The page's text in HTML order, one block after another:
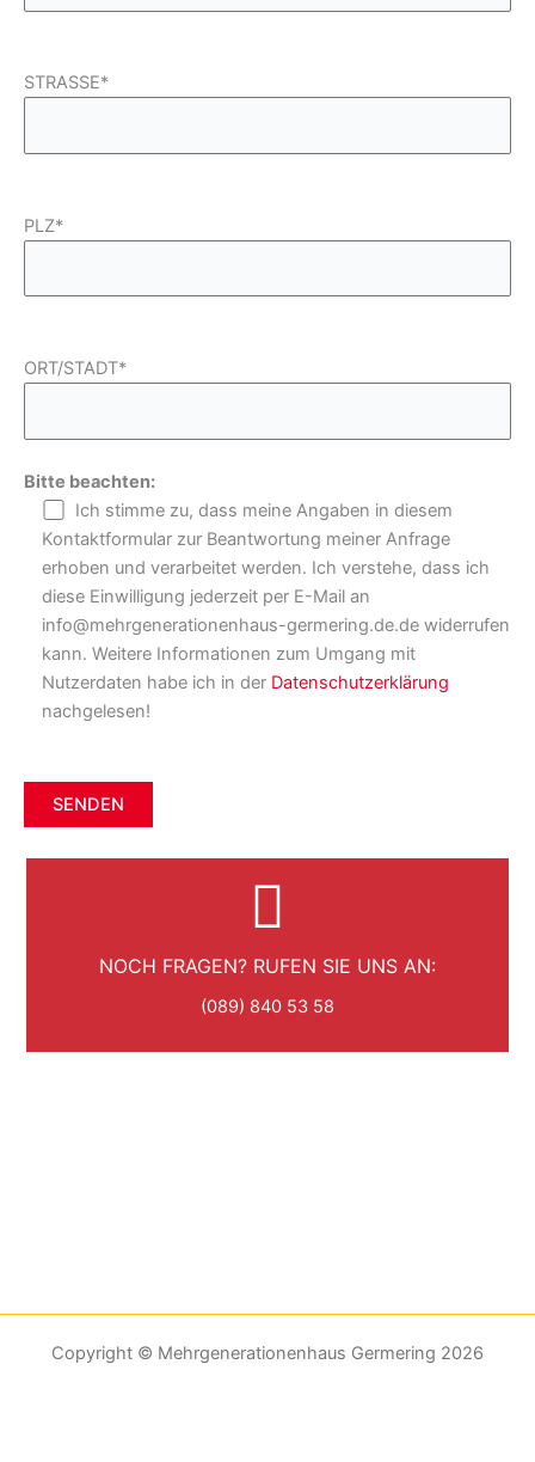
STRASSE*
PLZ*
ORT/STADT*
Bitte beachten:
Ich stimme zu, dass meine Angaben in diesem
Kontaktformular zur Beantwortung meiner Anfrage
erhoben und verarbeitet werden. Ich verstehe, dass ich
diese Einwilligung jederzeit per E-Mail an
info@mehrgenerationenhaus-germering.de.de widerrufen
kann. Weitere Informationen zum Umgang mit
Nutzerdaten habe ich in der Datenschutzerklärung
nachgelesen!
NOCH FRAGEN? RUFEN SIE UNS AN:
(089) 840 53 58
Copyright © Mehrgenerationenhaus Germering 2026